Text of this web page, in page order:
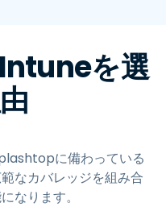
を選
に備わっている
なカバレッジを組み合
なります。